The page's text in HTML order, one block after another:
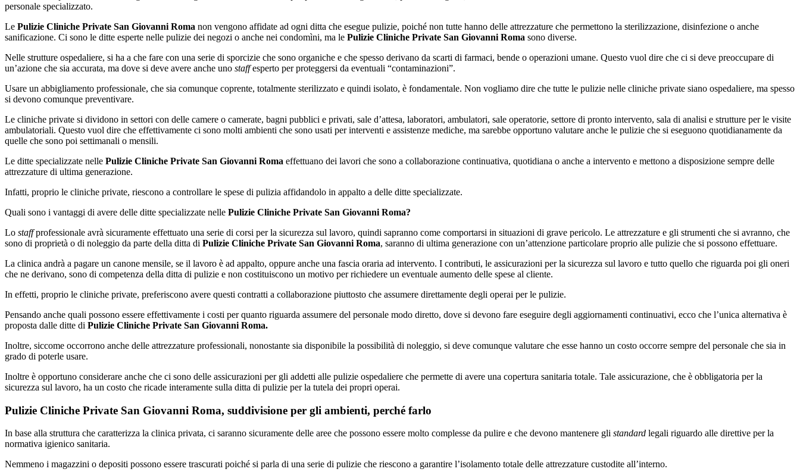
personale specializzato.
Le Pulizie Cliniche Private San Giovanni Roma non vengono affidate ad ogni ditta che esegue pulizie, poiché non tutte hanno delle attrezzature che permettono la sterilizzazione, disinfezione o anche
sanificazione. Ci sono le ditte esperte nelle pulizie dei negozi o anche nei condomìni, ma le Pulizie Cliniche Private San Giovanni Roma sono diverse.
Nelle strutture ospedaliere, si ha a che fare con una serie di sporcizie che sono organiche e che spesso derivano da scarti di farmaci, bende o operazioni umane. Questo vuol dire che ci si deve preoccupare di
un’azione che sia accurata, ma dove si deve avere anche uno staffesperto per proteggersi da eventuali “contaminazioni”.
Usare un abbigliamento professionale, che sia comunque coprente, totalmente sterilizzato e quindi isolato, è fondamentale. Non vogliamo dire che tutte le pulizie nelle cliniche private siano ospedaliere, ma spesso
si devono comunque preventivare.
Le cliniche private si dividono in settori con delle camere o camerate, bagni pubblici e privati, sale d’attesa, laboratori, ambulatori, sale operatorie, settore di pronto intervento, sala di analisi e strutture per le visite
ambulatoriali. Questo vuol dire che effettivamente ci sono molti ambienti che sono usati per interventi e assistenze mediche, ma sarebbe opportuno valutare anche le pulizie che si eseguono quotidianamente da
quelle che sono poi settimanali o mensili.
Le ditte specializzate nelle Pulizie Cliniche Private San Giovanni Roma effettuano dei lavori che sono a collaborazione continuativa, quotidiana o anche a intervento e mettono a disposizione sempre delle
attrezzature di ultima generazione.
Infatti, proprio le cliniche private, riescono a controllare le spese di pulizia affidandolo in appalto a delle ditte specializzate.
Quali sono i vantaggi di avere delle ditte specializzate nelle Pulizie Cliniche Private San Giovanni Roma?
Lo staffprofessionale avrà sicuramente effettuato una serie di corsi per la sicurezza sul lavoro, quindi sapranno come comportarsi in situazioni di grave pericolo. Le attrezzature e gli strumenti che si avranno, che
sono di proprietà o di noleggio da parte della ditta di Pulizie Cliniche Private San Giovanni Roma, saranno di ultima generazione con un’attenzione particolare proprio alle pulizie che si possono effettuare.
La clinica andrà a pagare un canone mensile, se il lavoro è ad appalto, oppure anche una fascia oraria ad intervento. I contributi, le assicurazioni per la sicurezza sul lavoro e tutto quello che riguarda poi gli oneri
che ne derivano, sono di competenza della ditta di pulizie e non costituiscono un motivo per richiedere un eventuale aumento delle spese al cliente.
In effetti, proprio le cliniche private, preferiscono avere questi contratti a collaborazione piuttosto che assumere direttamente degli operai per le pulizie.
Pensando anche quali possono essere effettivamente i costi per quanto riguarda assumere del personale modo diretto, dove si devono fare eseguire degli aggiornamenti continuativi, ecco che l’unica alternativa è
proposta dalle ditte di Pulizie Cliniche Private San Giovanni Roma.
Inoltre, siccome occorrono anche delle attrezzature professionali, nonostante sia disponibile la possibilità di noleggio, si deve comunque valutare che esse hanno un costo occorre sempre del personale che sia in
grado di poterle usare.
Inoltre è opportuno considerare anche che ci sono delle assicurazioni per gli addetti alle pulizie ospedaliere che permette di avere una copertura sanitaria totale. Tale assicurazione, che è obbligatoria per la
sicurezza sul lavoro, ha un costo che ricade interamente sulla ditta di pulizie per la tutela dei propri operai.
Pulizie Cliniche Private San Giovanni Roma, suddivisione per gli ambienti, perché farlo
In base alla struttura che caratterizza la clinica privata, ci saranno sicuramente delle aree che possono essere molto complesse da pulire e che devono mantenere gli standard legali riguardo alle direttive per la
normativa igienico sanitaria.
Nemmeno i magazzini o depositi possono essere trascurati poiché si parla di una serie di pulizie che riescono a garantire l’isolamento totale delle attrezzature custodite all’interno.